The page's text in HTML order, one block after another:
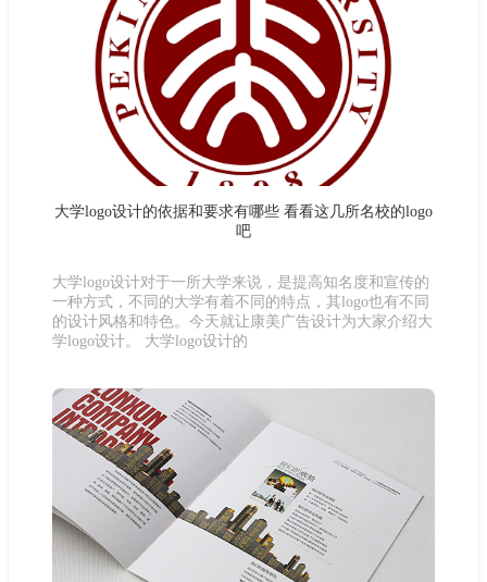
大学logo设计的依据和要求有哪些 看看这几所名校的logo
吧
大学logo设计对于一所大学来说，是提高知名度和宣传的
一种方式，不同的大学有着不同的特点，其logo也有不同
的设计风格和特色。今天就让康美广告设计为大家介绍大
学logo设计。 大学logo设计的